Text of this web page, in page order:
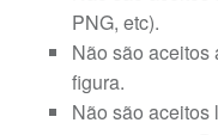
PNG, etc).
Não são aceitos
figura.
Não são aceitos